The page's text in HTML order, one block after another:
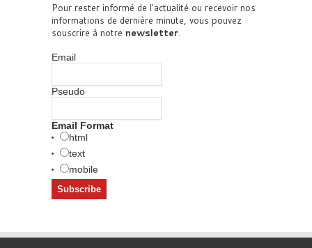
Pour rester informé de l'actualité ou recevoir nos
informations de dernière minute, vous pouvez
souscrire à notre newsletter.
Email
Pseudo
Email Format
html
text
mobile